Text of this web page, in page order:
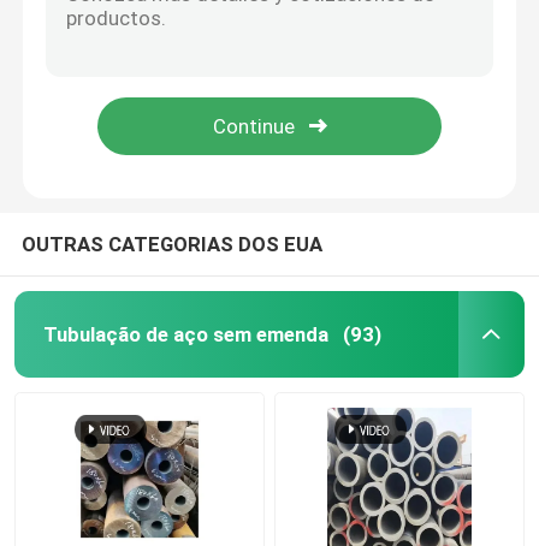
tubo de aço hidráulico
Tubos soldados de aço
tubulação de aço retangular
Tubulação redonda de aço inoxidável
OUTRAS CATEGORIAS DOS EUA
Tubulação de aço sem emenda (93)